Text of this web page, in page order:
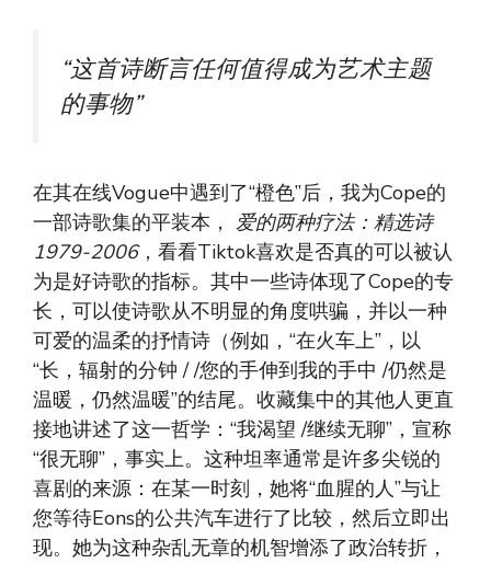
“这首诗断言任何值得成为艺术主题
的事物”
在其在线Vogue中遇到了“橙色”后，我为Cope的
一部诗歌集的平装本， 爱的两种疗法：精选诗
1979-2006，看看Tiktok喜欢是否真的可以被认
为是好诗歌的指标。其中一些诗体现了Cope的专
长，可以使诗歌从不明显的角度哄骗，并以一种
可爱的温柔的抒情诗（例如，“在火车上”，以
“长，辐射的分钟 / /您的手伸到我的手中 /仍然是
温暖，仍然温暖”的结尾。收藏集中的其他人更直
接地讲述了这一哲学：“我渴望 /继续无聊”，宣称
“很无聊”，事实上。这种坦率通常是许多尖锐的
喜剧的来源：在某一时刻，她将“血腥的人”与让
您等待Eons的公共汽车进行了比较，然后立即出
现。她为这种杂乱无章的机智增添了政治转折，